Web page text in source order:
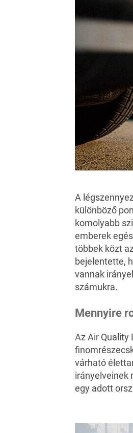
A
különböző
komolyabb
emberek
többek közt
bejelentette,
vannak
számukra.
Mennyire
Az Air Quality
várható
irányelveinek
egy adott